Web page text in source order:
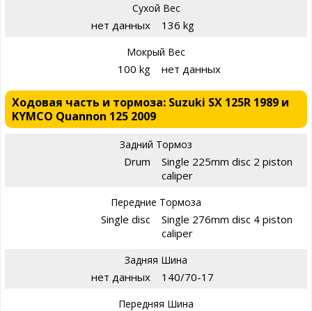
Сухой Вес
нет данных 136 kg
Мокрый Вес
100 kg нет данных
Ходовая часть и тормоза: Suzuki SX 125R 1989 и
KYMCO Quannon 125 2009
Задний Тормоз
Drum
Single 225mm disc 2 piston
caliper
Передние Тормоза
Single disc
Single 276mm disc 4 piston
caliper
Задняя Шина
нет данных 140/70-17
Передняя Шина